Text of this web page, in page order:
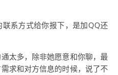
系方式给你报下，是加QQ还
太多，除非她愿意和你聊，最
求和对方信息的时候，说了不